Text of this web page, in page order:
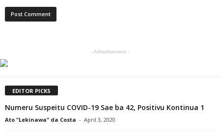
- Advertisement -
EDITOR PICKS
Numeru Suspeitu COVID-19 Sae ba 42, Positivu Kontinua 1
Ato "Lekinawa" da Costa - April 3, 2020